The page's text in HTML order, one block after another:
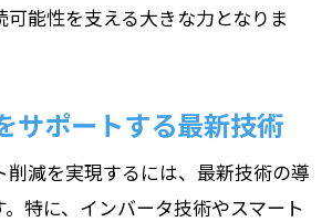
能性を支える大きな力となりま
サポートする最新技術
削減を実現するには、最新技術の導
特に、インバータ技術やスマート